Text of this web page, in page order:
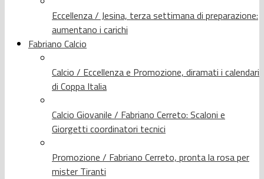
Eccellenza / Jesina, terza settimana di preparazione:
aumentano i carichi
Fabriano Calcio
Calcio / Eccellenza e Promozione, diramati i calendari
di Coppa Italia
Calcio Giovanile / Fabriano Cerreto: Scaloni e
Giorgetti coordinatori tecnici
Promozione / Fabriano Cerreto, pronta la rosa per
mister Tiranti